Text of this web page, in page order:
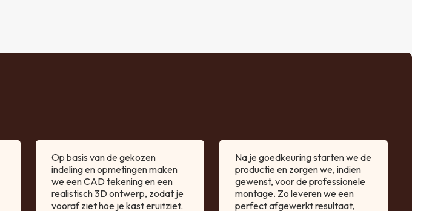
Op basis van de gekozen
indeling en opmetingen maken
we een CAD tekening en een
realistisch 3D ontwerp, zodat je
vooraf ziet hoe je kast eruitziet.
Na je goedkeuring starten we de
productie en zorgen we, indien
gewenst, voor de professionele
montage. Zo leveren we een
perfect afgewerkt resultaat,